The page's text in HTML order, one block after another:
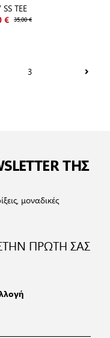
TEE
€ 35,00 €
τη σελίδα
Σελίδα
3
ΤΗΣ
μοναδικές
ΠΡΩΤΗ ΣΑΣ